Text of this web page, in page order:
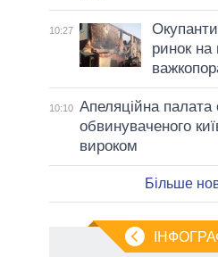
10:27
ринок
10:10 Апеляційна
обвинуваченого
вироком
Більше